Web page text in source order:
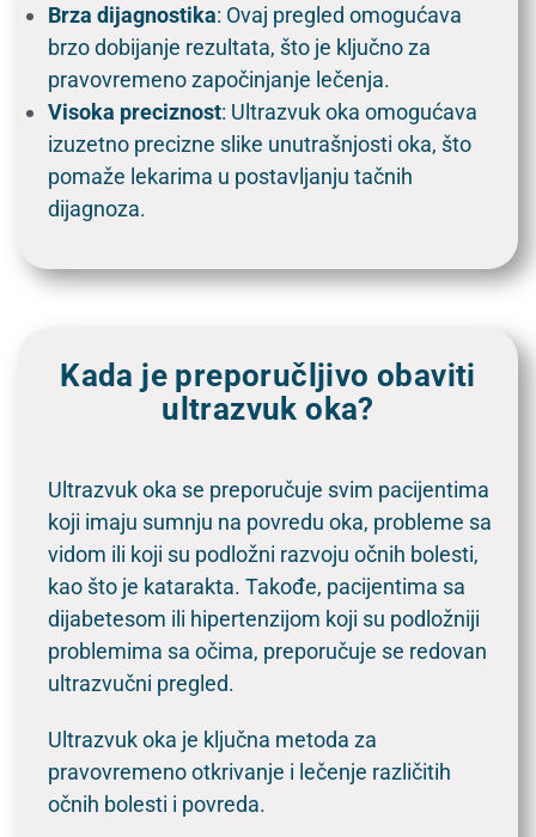
Brza dijagnostika: Ovaj pregled omogućava
brzo dobijanje rezultata, što je ključno za
pravovremeno započinjanje lečenja.
Visoka preciznost: Ultrazvuk oka omogućava
izuzetno precizne slike unutrašnjosti oka, što
pomaže lekarima u postavljanju tačnih
dijagnoza.
Kada je preporučljivo obaviti
ultrazvuk oka?
Ultrazvuk oka se preporučuje svim pacijentima
koji imaju sumnju na povredu oka, probleme sa
vidom ili koji su podložni razvoju očnih bolesti,
kao što je katarakta. Takođe, pacijentima sa
dijabetesom ili hipertenzijom koji su podložniji
problemima sa očima, preporučuje se redovan
ultrazvučni pregled.
Ultrazvuk oka je ključna metoda za
pravovremeno otkrivanje i lečenje različitih
očnih bolesti i povreda.